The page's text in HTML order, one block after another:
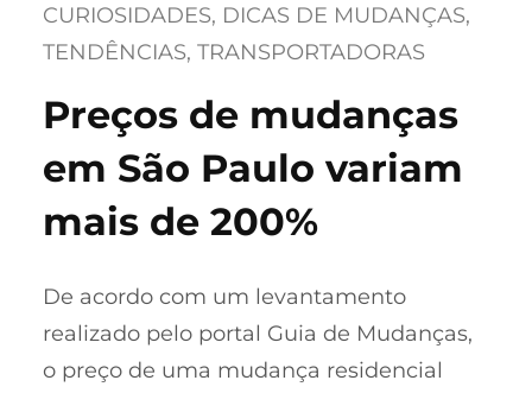
CURIOSIDADES, DICAS DE MUDANÇAS
TENDÊNCIAS, TRANSPORTADORAS
Preços de mudanças
em São Paulo variam
mais de 200%
De acordo com um levantamento
realizado pelo portal Guia de Mudanças,
o preço de uma mudança residencial